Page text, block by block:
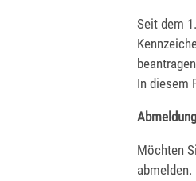
Seit dem
In diesem
Möchten